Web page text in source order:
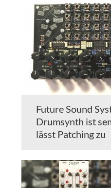
Future Sound
Drumsynth ist
lässt Patching zu